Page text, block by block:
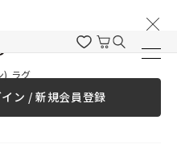
遅延と停止について
イン / 新規会員登録
) ラグ
る